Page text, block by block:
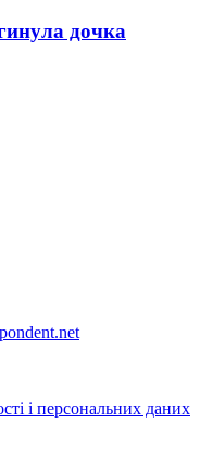
дочка
і персональних даних